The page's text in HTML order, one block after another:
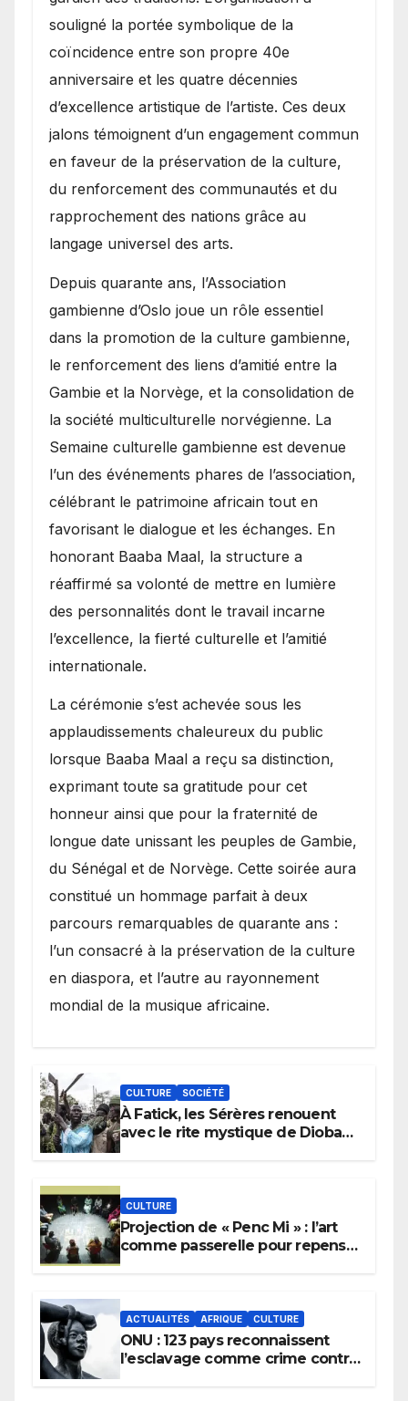
souligné la portée symbolique de la
coïncidence entre son propre 40e
anniversaire et les quatre décennies
d’excellence artistique de l’artiste. Ces deux
jalons témoignent d’un engagement commun
en faveur de la préservation de la culture,
du renforcement des communautés et du
rapprochement des nations grâce au
langage universel des arts.
​Depuis quarante ans, l’Association
gambienne d’Oslo joue un rôle essentiel
dans la promotion de la culture gambienne,
le renforcement des liens d’amitié entre la
Gambie et la Norvège, et la consolidation de
la société multiculturelle norvégienne. La
Semaine culturelle gambienne est devenue
l’un des événements phares de l’association,
célébrant le patrimoine africain tout en
favorisant le dialogue et les échanges. En
honorant Baaba Maal, la structure a
réaffirmé sa volonté de mettre en lumière
des personnalités dont le travail incarne
l’excellence, la fierté culturelle et l’amitié
internationale.
​La cérémonie s’est achevée sous les
applaudissements chaleureux du public
lorsque Baaba Maal a reçu sa distinction,
exprimant toute sa gratitude pour cet
honneur ainsi que pour la fraternité de
longue date unissant les peuples de Gambie,
du Sénégal et de Norvège. Cette soirée aura
constitué un hommage parfait à deux
parcours remarquables de quarante ans :
l’un consacré à la préservation de la culture
en diaspora, et l’autre au rayonnement
mondial de la musique africaine.
CULTURE SOCIÉTÉ
À Fatick, les Sérères renouent
avec le rite mystique de Diobaye
CULTURE
Projection de « Penc Mi » : l’art
comme passerelle pour repenser
ACTUALITÉS AFRIQUE CULTURE
ONU : 123 pays reconnaissent
l’esclavage comme crime contre